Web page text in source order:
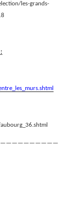
les-grands-